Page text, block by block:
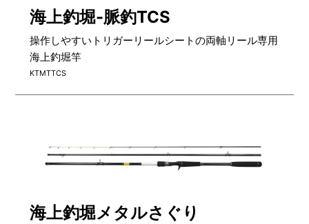
FISHING SET
LURE
OTHERS
NURSING CARE
海上釣堀-脈釣TCS
操作しやすいトリガーリールシートの両軸リール専用
海上釣堀竿
KTMTTCS
海上釣堀メタルさぐり